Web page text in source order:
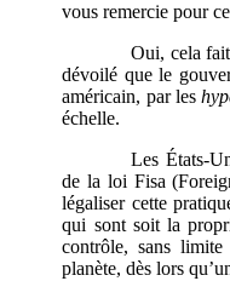
vous remercie pour
Oui, cela
dévoilé que le
américain, par les
échelle.
Les États-
de la loi Fisa
légaliser cette
qui sont soit la
contrôle, sans
planète, dès lors